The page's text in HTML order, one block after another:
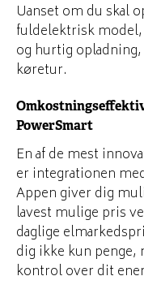
Uanset om du skal
fuldelektrisk
og hurtig
køretur.
PowerSmart
En af de mest
er integrationen
Appen giver dig
lavest mulige pris
daglige
dig ikke kun penge,
kontrol over dit